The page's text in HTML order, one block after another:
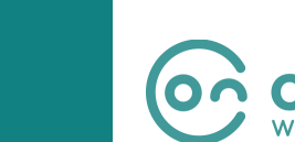
springen